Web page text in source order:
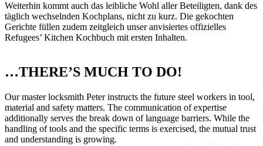
Weiterhin kommt auch das leibliche Wohl aller Beteiligten, dank des
täglich wechselnden Kochplans, nicht zu kurz. Die gekochten
Gerichte füllen zudem zeitgleich unser anvisiertes offizielles
Refugees’ Kitchen Kochbuch mit ersten Inhalten.
…THERE’S MUCH TO DO!
Our master locksmith Peter instructs the future steel workers in tool,
material and safety matters. The communication of expertise
additionally serves the break down of language barriers. While the
handling of tools and the specific terms is exercised, the mutual trust
and understanding is growing.